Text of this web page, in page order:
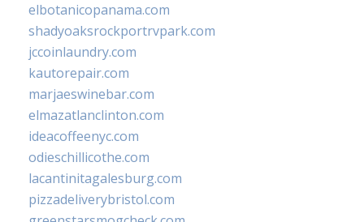
elbotanicopanama.com
shadyoaksrockportrvpark.com
jccoinlaundry.com
kautorepair.com
marjaeswinebar.com
elmazatlanclinton.com
ideacoffeenyc.com
odieschillicothe.com
lacantinitagalesburg.com
pizzadeliverybristol.com